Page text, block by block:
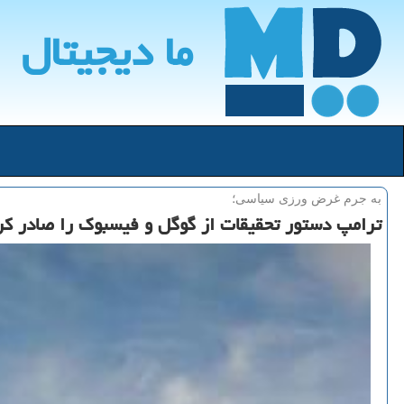
ما دیجیتال
به جرم غرض ورزی سیاسی؛
ترامپ دستور تحقیقات از گوگل و فیسبوك را صادر